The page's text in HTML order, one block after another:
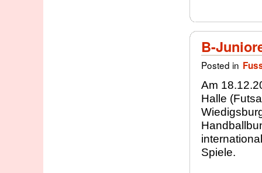
B-
Posted in
Am
Halle
Spiele.